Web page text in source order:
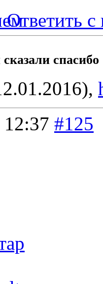
Ответить с
сказали
12:37 #125